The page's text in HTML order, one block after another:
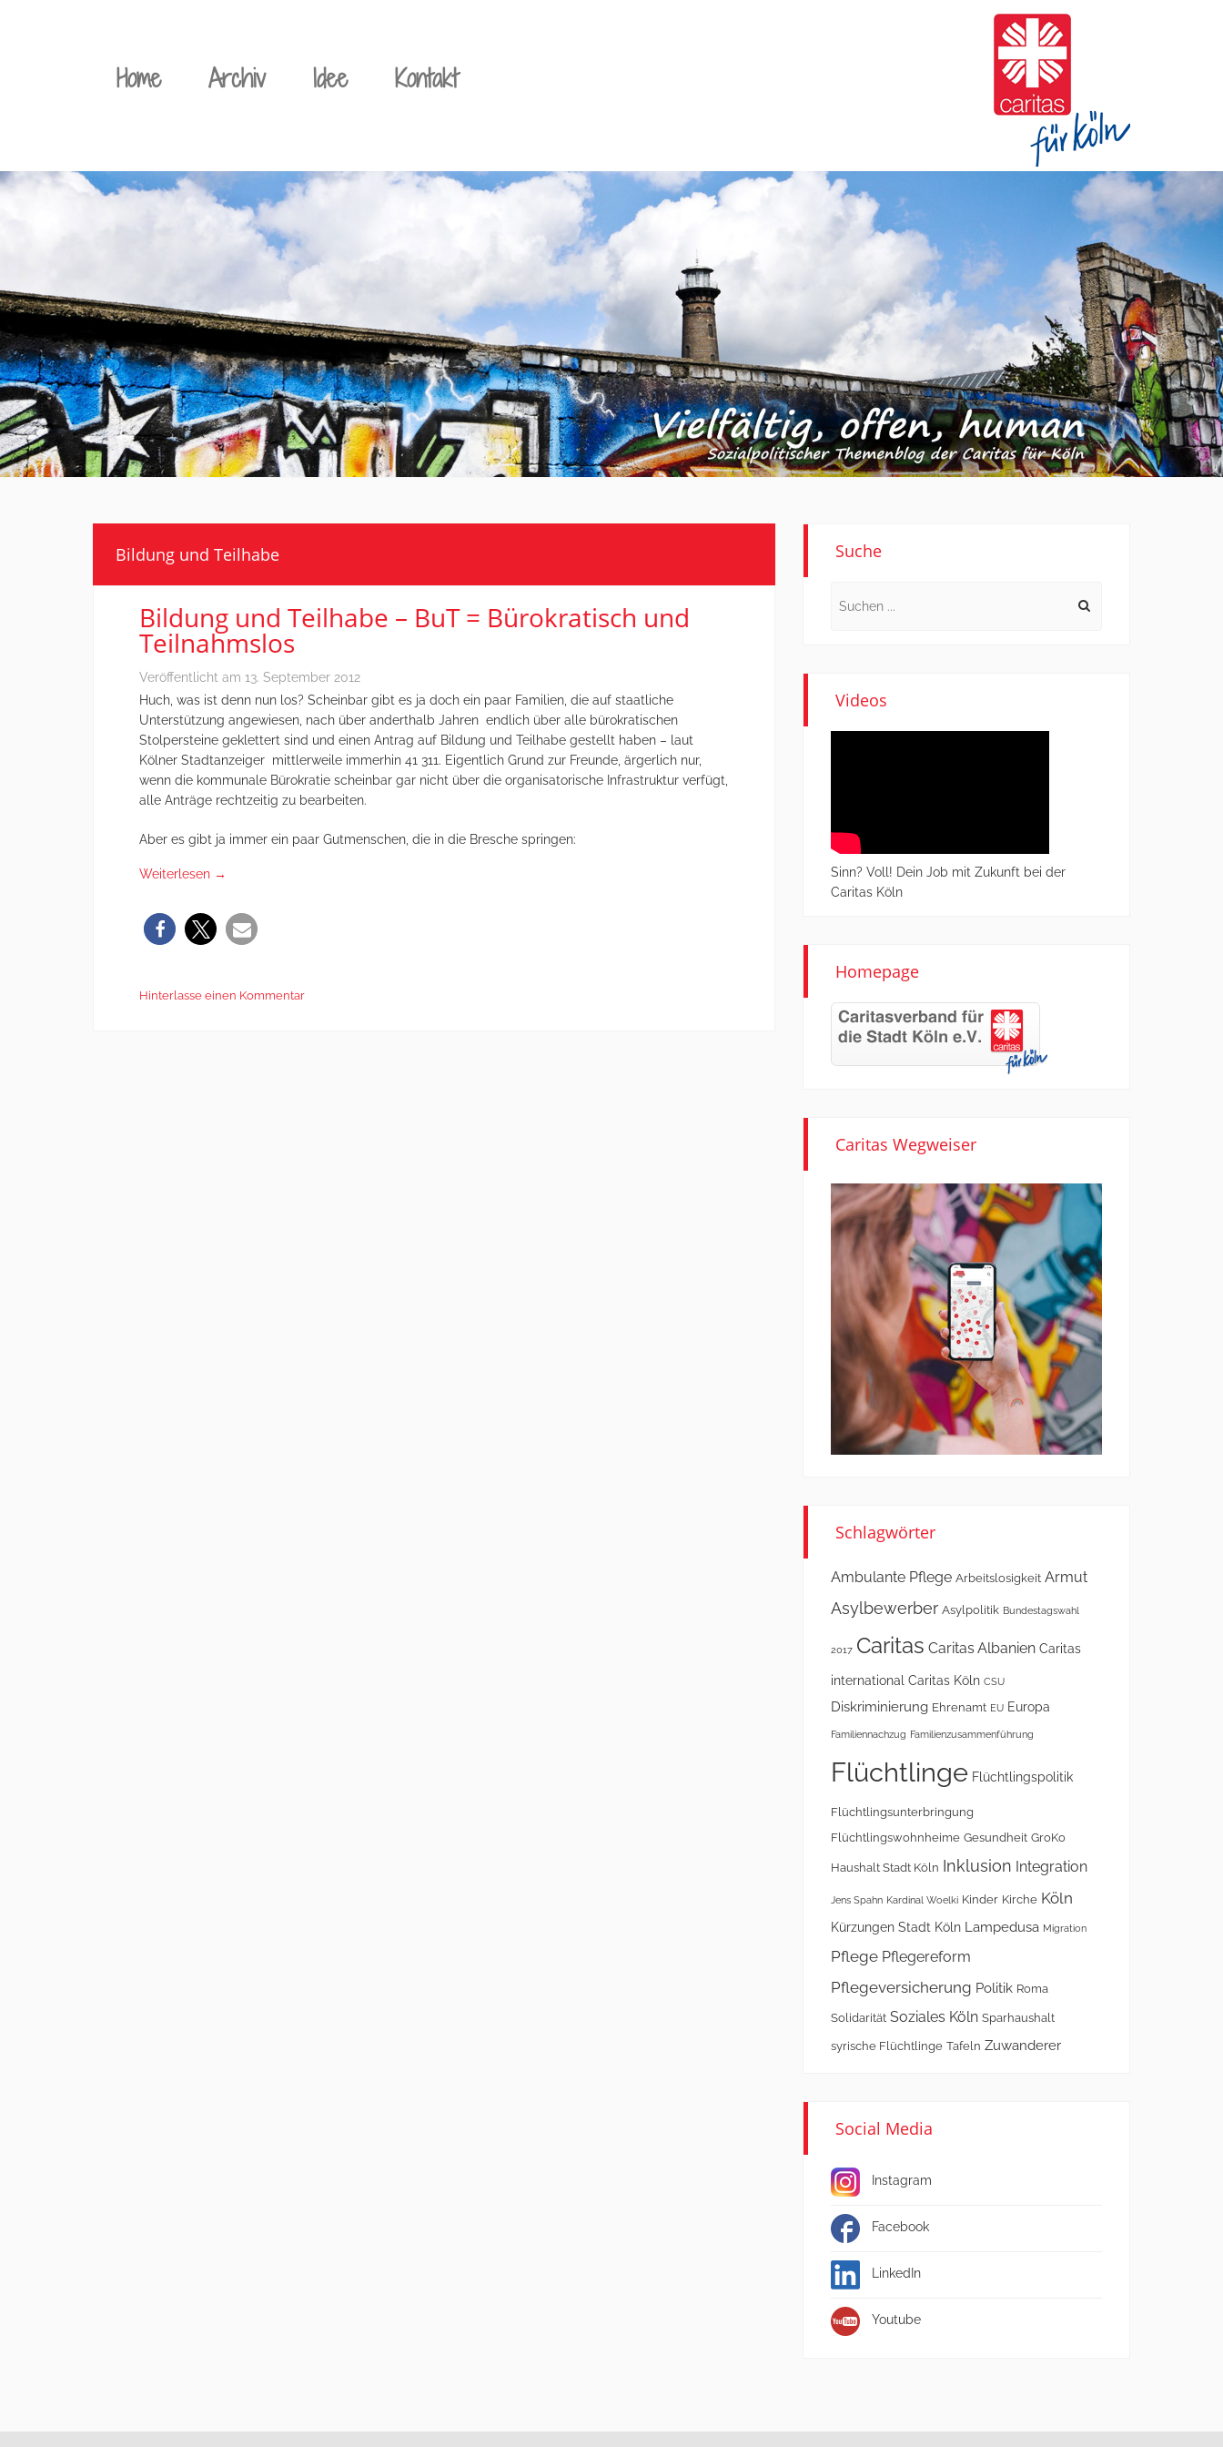
zumHome Archiv Idee Kontakt
Bildung und Teilhabe
Bildung und Teilhabe – BuT = Bürokratisch und
Teilnahmslos
Veröffentlicht am 13. September 2012
Huch, was ist denn nun los? Scheinbar gibt es ja doch ein paar Familien, die auf staatliche
Unterstützung angewiesen, nach über anderthalb Jahren endlich über alle bürokratischen
Stolpersteine geklettert sind und einen Antrag auf Bildung und Teilhabe gestellt haben – laut
Kölner Stadtanzeiger mittlerweile immerhin 41 311. Eigentlich Grund zur Freunde, ärgerlich nur,
wenn die kommunale Bürokratie scheinbar gar nicht über die organisatorische Infrastruktur verfügt,
alle Anträge rechtzeitig zu bearbeiten.
Aber es gibt ja immer ein paar Gutmenschen, die in die Bresche springen:
Weiterlesen →
Hinterlasse einen Kommentar
Suche
Videos
Sinn? Voll! Dein Job mit Zukunft bei der
Caritas Köln
Homepage
Caritas Wegweiser
Schlagwörter
Ambulante Pflege Arbeitslosigkeit Armut
Asylbewerber Asylpolitik Bundestagswahl
2017 Caritas Caritas Albanien Caritas
international Caritas Köln CSU
Diskriminierung Ehrenamt EU Europa
Familiennachzug Familienzusammenführung
Flüchtlinge Flüchtlingspolitik
Flüchtlingsunterbringung
Flüchtlingswohnheime Gesundheit GroKo
Haushalt Stadt Köln Inklusion Integration
Jens Spahn Kardinal Woelki Kinder Kirche Köln
Kürzungen Stadt Köln Lampedusa Migration
Pflege Pflegereform
Pflegeversicherung Politik Roma
Solidarität Soziales Köln Sparhaushalt
syrische Flüchtlinge Tafeln Zuwanderer
Social Media
Instagram
Facebook
LinkedIn
Youtube